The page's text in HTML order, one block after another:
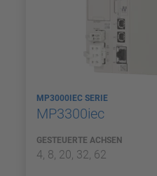
MP3000IEC SERIE
MP3300iec
GESTEUERTE ACHSEN
4, 8, 20, 32, 62